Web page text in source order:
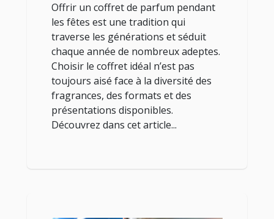
Offrir un coffret de parfum pendant
les fêtes est une tradition qui
traverse les générations et séduit
chaque année de nombreux adeptes.
Choisir le coffret idéal n’est pas
toujours aisé face à la diversité des
fragrances, des formats et des
présentations disponibles.
Découvrez dans cet article...